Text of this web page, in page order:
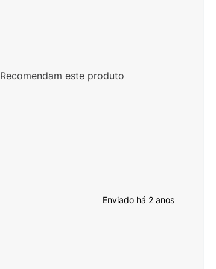
Recomendam este produto
Enviado há 2 anos